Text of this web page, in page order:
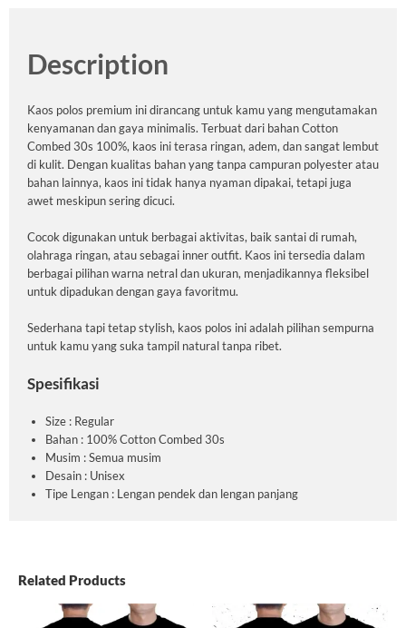
Description
Kaos polos premium ini dirancang untuk kamu yang mengutamakan
kenyamanan dan gaya minimalis. Terbuat dari bahan Cotton
Combed 30s 100%, kaos ini terasa ringan, adem, dan sangat lembut
di kulit. Dengan kualitas bahan yang tanpa campuran polyester atau
bahan lainnya, kaos ini tidak hanya nyaman dipakai, tetapi juga
awet meskipun sering dicuci.
Cocok digunakan untuk berbagai aktivitas, baik santai di rumah,
olahraga ringan, atau sebagai inner outfit. Kaos ini tersedia dalam
berbagai pilihan warna netral dan ukuran, menjadikannya fleksibel
untuk dipadukan dengan gaya favoritmu.
Sederhana tapi tetap stylish, kaos polos ini adalah pilihan sempurna
untuk kamu yang suka tampil natural tanpa ribet.
Spesifikasi
Size : Regular
Bahan : 100% Cotton Combed 30s
Musim : Semua musim
Desain : Unisex
Tipe Lengan : Lengan pendek dan lengan panjang
Related Products